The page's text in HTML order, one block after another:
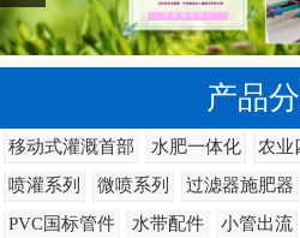
产品
移动式灌溉首部 水肥一体化 农业
喷灌系列
微喷系列 过滤器施肥器
PVC国标管件
水带配件 小管出流